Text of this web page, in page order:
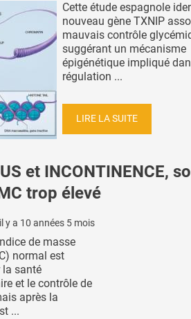
Cette étude espagnole
nouveau gène TXNIP
mauvais contrôle
suggérant un mécanisme
épigénétique impliqué
régulation ...
LIRE LA SUITE
et INCONTINENCE,
trop élevé
y a 10 années 5 mois
de masse
normal est
la santé
et le contrôle de
après la
...